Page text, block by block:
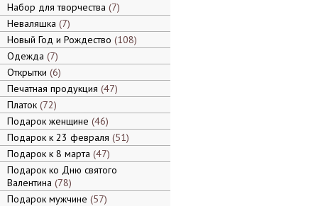
Набор для творчества 7
Неваляшка 7
Новый Год и Рождество 108
Одежда 7
Открытки 6
Печатная продукция 47
Платок 72
Подарок женщине 46
Подарок к 23 февраля 51
Подарок к 8 марта 47
Подарок ко Дню святого
Валентина 78
Подарок мужчине 57